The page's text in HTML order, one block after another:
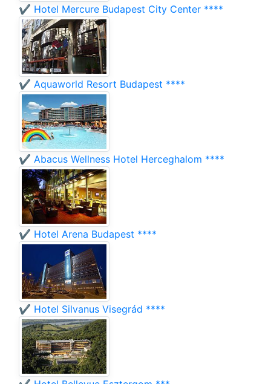
✔️ Hotel Mercure Budapest City Center ****
✔️ Aquaworld Resort Budapest ****
✔️ Abacus Wellness Hotel Herceghalom ****
✔️ Hotel Arena Budapest ****
✔️ Hotel Silvanus Visegrád ****